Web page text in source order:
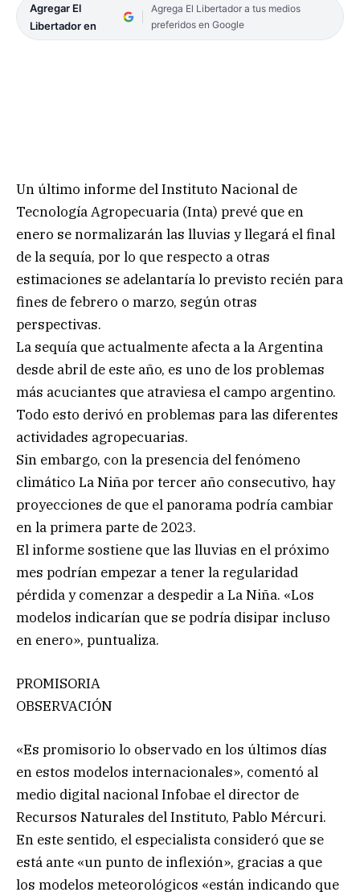
Agregar El
Libertador en
Agrega El Libertador a tus medios
preferidos en Google
Un último informe del Instituto Nacional de
Tecnología Agropecuaria (Inta) prevé que en
enero se normalizarán las lluvias y llegará el final
de la sequía, por lo que respecto a otras
estimaciones se adelantaría lo previsto recién para
fines de febrero o marzo, según otras
perspectivas.
La sequía que actualmente afecta a la Argentina
desde abril de este año, es uno de los problemas
más acuciantes que atraviesa el campo argentino.
Todo esto derivó en problemas para las diferentes
actividades agropecuarias.
Sin embargo, con la presencia del fenómeno
climático La Niña por tercer año consecutivo, hay
proyecciones de que el panorama podría cambiar
en la primera parte de 2023.
El informe sostiene que las lluvias en el próximo
mes podrían empezar a tener la regularidad
pérdida y comenzar a despedir a La Niña. «Los
modelos indicarían que se podría disipar incluso
en enero», puntualiza.
PROMISORIA
OBSERVACIÓN
«Es promisorio lo observado en los últimos días
en estos modelos internacionales», comentó al
medio digital nacional Infobae el director de
Recursos Naturales del Instituto, Pablo Mércuri.
En este sentido, el especialista consideró que se
está ante «un punto de inflexión», gracias a que
los modelos meteorológicos «están indicando que